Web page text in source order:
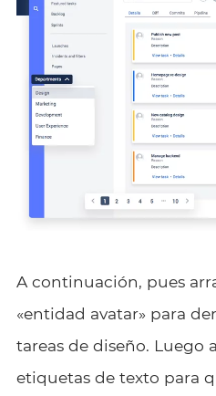
A continuación, pues
«entidad avatar» para
tareas de diseño. Luego
etiquetas de texto para